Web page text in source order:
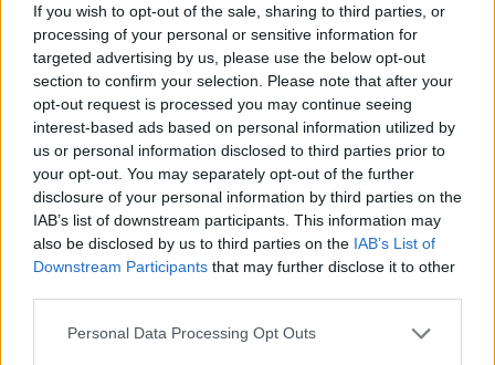
If you wish to opt-out of the sale, sharing to third parties, or
processing of your personal or sensitive information for
targeted advertising by us, please use the below opt-out
section to confirm your selection. Please note that after your
opt-out request is processed you may continue seeing
interest-based ads based on personal information utilized by
us or personal information disclosed to third parties prior to
your opt-out. You may separately opt-out of the further
disclosure of your personal information by third parties on the
IAB’s list of downstream participants. This information may
also be disclosed by us to third parties on the IAB’s List of
Downstream Participants that may further disclose it to other
Personal Data Processing Opt Outs
a szabadság nem magától
értetődő, hanem
szavakkal, bátorsággal és
elszántsággal
folyamatosan védelmezni
kell